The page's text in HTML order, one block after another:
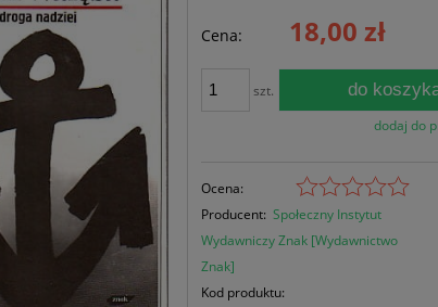
Cena: 18,00 zł
szt. do
dodaj do
Ocena:
Producent: Społeczny Instytut
Wydawniczy Znak [Wydawnictwo
Znak]
Kod produktu: